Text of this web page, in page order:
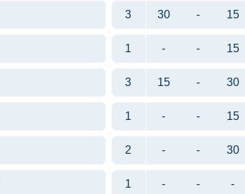
3 30 - 15
1 - - 15
3 15 - 30
1 - - 15
2 - - 30
1 - - -